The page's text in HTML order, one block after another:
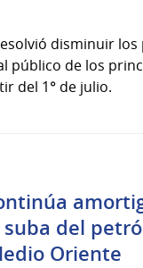
disminuir los
público de los
del 1° de julio.
del
Oriente